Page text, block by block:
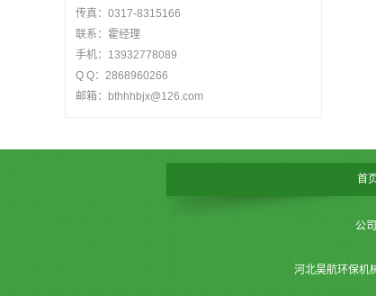
传真：0317-8315166
联系：霍经理
手机：13932778089
Q Q：2868960266
邮箱：bthhhbjx@126.com
首
公
河北昊航环保机